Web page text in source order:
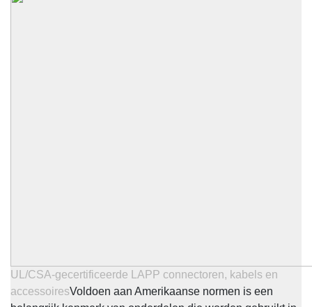
UL/CSA-gecertificeerde LAPP connectoren, kabels en
accessoiresVoldoen aan Amerikaanse normen is een